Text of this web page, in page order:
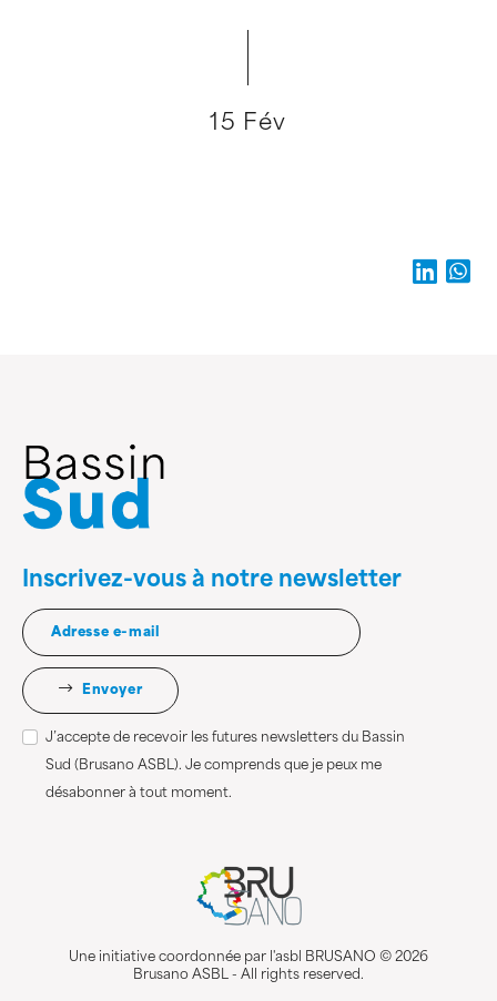
15 Fév
Inscrivez-vous à notre newsletter
Envoyer
J’accepte de recevoir les futures newsletters du Bassin
Sud (Brusano ASBL). Je comprends que je peux me
désabonner à tout moment.
Une initiative coordonnée par l'asbl BRUSANO © 2026
Brusano ASBL - All rights reserved.